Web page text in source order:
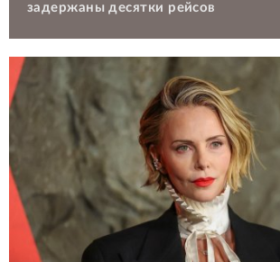
задержаны десятки рейсов